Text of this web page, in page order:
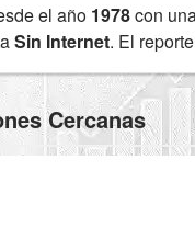
el año 1978con
Sin Internet. El
Cercanas